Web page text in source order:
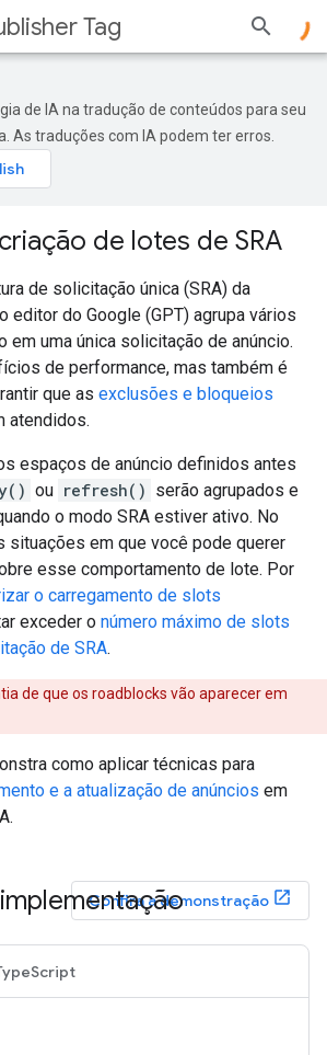
Tag
de IA na tradução de conteúdos para seu
As traduções com IA podem ter erros.
de lotes de SRA
de solicitação única (SRA) da
editor do Google (GPT) agrupa vários
em uma única solicitação de anúncio.
de performance, mas também é
que as exclusões e bloqueios
atendidos.
espaços de anúncio definidos antes
ou refresh() serão agrupados e
o modo SRA estiver ativo. No
situações em que você pode querer
esse comportamento de lote. Por
o carregamento de slots
exceder o número máximo de slots
de SRA.
de que os roadblocks vão aparecer em
como aplicar técnicas para
e a atualização de anúncios em
Confira a demonstração